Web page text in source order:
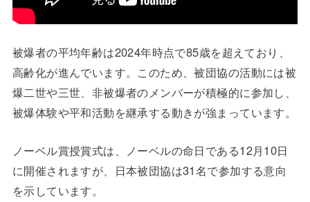
被爆者の平均年齢は2024年時点で85歳を超えており、
高齢化が進んでいます。このため、被団協の活動には被
爆二世や三世、非被爆者のメンバーが積極的に参加し、
被爆体験や平和活動を継承する動きが強まっています。
ノーベル賞授賞式は、ノーベルの命日である12月10日
に開催されますが、日本被団協は31名で参加する意向
を示しています。